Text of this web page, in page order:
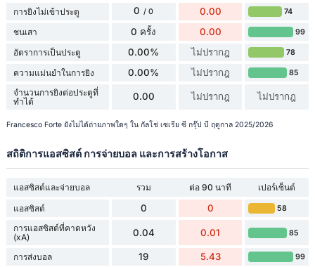
การยิงไม่เข้าประตู 0 / 0 0.00 74
ชนเสา 0 ครั้ง 0.00 99
อัตราการเป็นประตู 0.00% ไม่ปรากฎ 78
ความแม่นยำในการยิง 0.00% ไม่ปรากฎ 85
จำนวนการยิงต่อประตูที่
ทำได้
0.00 ไม่ปรากฎ ไม่ปรากฎ
Francesco Forte ยังไม่ได้ถ่ายภาพใดๆ ใน กัลโช่ เซเรีย ซี กรุ๊ป บี ฤดูกาล 2025/2026
สถิติการแอสซิสต์ การจ่ายบอล และการสร้างโอกาส
แอสซิสต์และจ่ายบอล รวม ต่อ 90 นาที
เปอร์เซ็นต์
แอสซิสต์
0 0 58
การแอสซิสต์ที่คาดหวัง
(xA)
0.04 0.01 85
การส่งบอล 19 5.43 99